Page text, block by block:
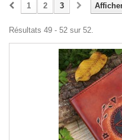
1 2 3
Résultats 49 - 52 sur 52.